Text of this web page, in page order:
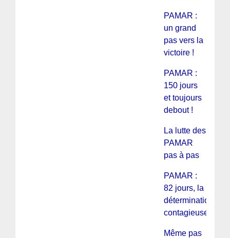
PAMAR :
un grand
pas vers la
victoire !
PAMAR :
150 jours
et toujours
debout !
La lutte des
PAMAR
pas à pas
PAMAR :
82 jours, la
détermination
contagieuse
Même pas